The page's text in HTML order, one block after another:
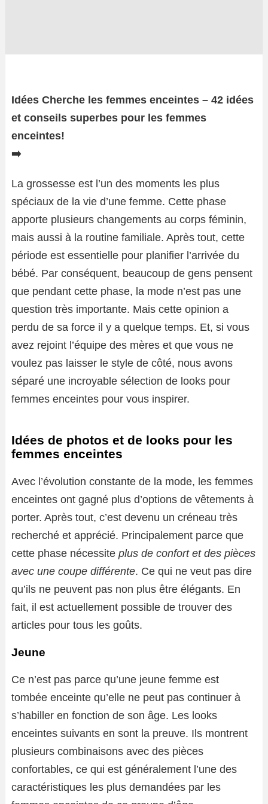
Idées Cherche les femmes enceintes – 42 idées
et conseils superbes pour les femmes
enceintes!
➡️
La grossesse est l’un des moments les plus
spéciaux de la vie d’une femme. Cette phase
apporte plusieurs changements au corps féminin,
mais aussi à la routine familiale. Après tout, cette
période est essentielle pour planifier l’arrivée du
bébé. Par conséquent, beaucoup de gens pensent
que pendant cette phase, la mode n’est pas une
question très importante. Mais cette opinion a
perdu de sa force il y a quelque temps. Et, si vous
avez rejoint l’équipe des mères et que vous ne
voulez pas laisser le style de côté, nous avons
séparé une incroyable sélection de looks pour
femmes enceintes pour vous inspirer.
Idées de photos et de looks pour les
femmes enceintes
Avec l’évolution constante de la mode, les femmes
enceintes ont gagné plus d’options de vêtements à
porter. Après tout, c’est devenu un créneau très
recherché et apprécié. Principalement parce que
cette phase nécessite plus de confort et des pièces
avec une coupe différente. Ce qui ne veut pas dire
qu’ils ne peuvent pas non plus être élégants. En
fait, il est actuellement possible de trouver des
articles pour tous les goûts.
Jeune
Ce n’est pas parce qu’une jeune femme est
tombée enceinte qu’elle ne peut pas continuer à
s’habiller en fonction de son âge. Les looks
enceintes suivants en sont la preuve. Ils montrent
plusieurs combinaisons avec des pièces
confortables, ce qui est généralement l’une des
caractéristiques les plus demandées par les